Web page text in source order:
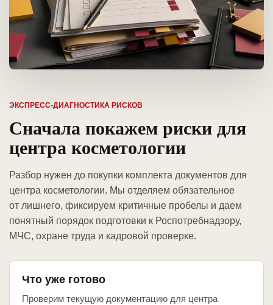
ЭКСПРЕСС-ДИАГНОСТИКА РИСКОВ
Сначала покажем риски для
центра косметологии
Разбор нужен до покупки комплекта документов для
центра косметологии. Мы отделяем обязательное
от лишнего, фиксируем критичные пробелы и даем
понятный порядок подготовки к Роспотребнадзору,
МЧС, охране труда и кадровой проверке.
Что уже готово
Проверим текущую документацию для центра